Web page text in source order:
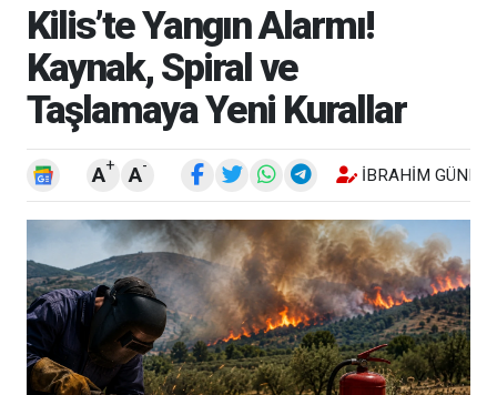
Kilis’te Yangın Alarmı!
Kaynak, Spiral ve
Taşlamaya Yeni Kurallar
A+ A- İBRAHIM GÜNEŞ